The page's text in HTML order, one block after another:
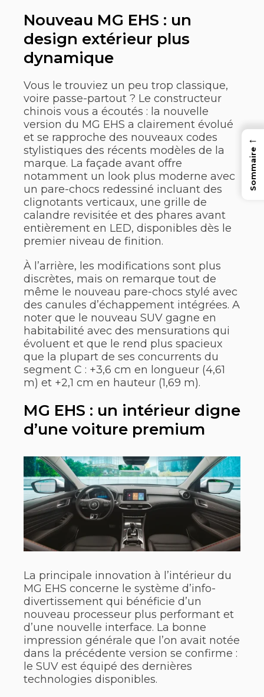
Nouveau MG EHS : un
design extérieur plus
dynamique
Vous le trouviez un peu trop classique,
voire passe-partout ? Le constructeur
chinois vous a écoutés : la nouvelle
version du MG EHS a clairement évolué
et se rapproche des nouveaux codes
stylistiques des récents modèles de la
marque. La façade avant offre
notamment un look plus moderne avec
un pare-chocs redessiné incluant des
clignotants verticaux, une grille de
calandre revisitée et des phares avant
entièrement en LED, disponibles dès le
premier niveau de finition.
À l’arrière, les modifications sont plus
discrètes, mais on remarque tout de
même le nouveau pare-chocs stylé avec
des canules d’échappement intégrées. A
noter que le nouveau SUV gagne en
habitabilité avec des mensurations qui
évoluent et que le rend plus spacieux
que la plupart de ses concurrents du
segment C : +3,6 cm en longueur (4,61
m) et +2,1 cm en hauteur (1,69 m).
MG EHS : un intérieur digne
d’une voiture premium
La principale innovation à l’intérieur du
MG EHS concerne le système d’info-
divertissement qui bénéficie d’un
nouveau processeur plus performant et
d’une nouvelle interface. La bonne
impression générale que l’on avait notée
dans la précédente version se confirme :
le SUV est équipé des dernières
technologies disponibles.
←
Sommaire